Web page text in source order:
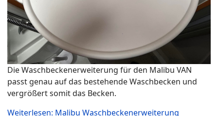
Die Waschbeckenerweiterung für den Malibu VAN
passt genau auf das bestehende Waschbecken und
vergrößert somit das Becken.
Weiterlesen: Malibu Waschbeckenerweiterung